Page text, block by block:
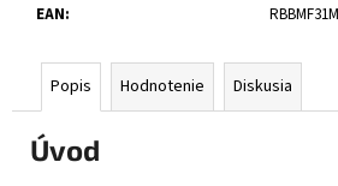
EAN:
Popis Hodnotenie Diskusia
Úvod